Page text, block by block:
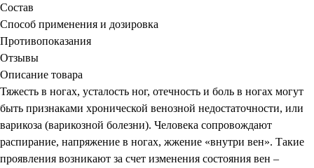
Состав
Способ применения и дозировка
Противопоказания
Отзывы
Описание товара
Тяжесть в ногах, усталость ног, отечность и боль в ногах могут
быть признаками хронической венозной недостаточности, или
варикоза (варикозной болезни). Человека сопровождают
распирание, напряжение в ногах, жжение «внутри вен». Такие
проявления возникают за счет изменения состояния вен –